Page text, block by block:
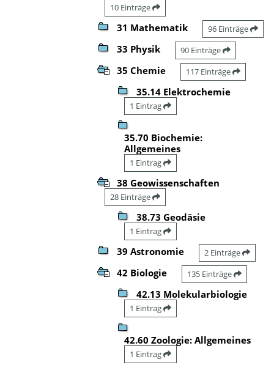
10 Einträge
31 Mathematik 96 Einträge
33 Physik 90 Einträge
35 Chemie 117 Einträge
35.14 Elektrochemie
1 Eintrag
35.70 Biochemie:
Allgemeines
1 Eintrag
38 Geowissenschaften
28 Einträge
38.73 Geodäsie
1 Eintrag
39 Astronomie 2 Einträge
42 Biologie 135 Einträge
42.13 Molekularbiologie
1 Eintrag
42.60 Zoologie: Allgemeines
1 Eintrag